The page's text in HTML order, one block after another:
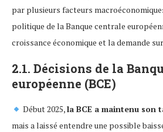
par plusieurs facteurs
politique de la Banque centrale
croissance économique et la demande
2.1. Décisions de la
européenne (BCE)
Début 2025,la BCE a maintenu son
mais a laissé entendre une possible